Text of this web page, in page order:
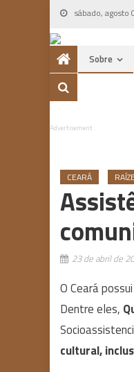
Skip
content
sábado, agosto
Sobre
Advertisement
CEARÁ
23 de abril de
O Ceará
Dentre eles,
cultural,